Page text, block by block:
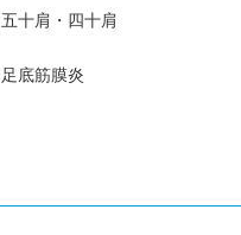
五十肩・四十肩
足底筋膜炎